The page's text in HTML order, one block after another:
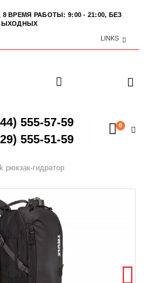
8 ВРЕМЯ РАБОТЫ: 9:00 - 21:00, БЕЗ
LINKS
555-57-59
555-51-59
0
рюкзак-гидратор